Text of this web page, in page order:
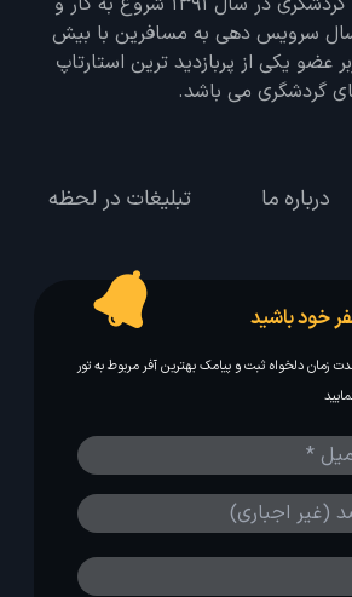
از حدود 12 سال سرویس دهی به مسافرین با بیش
عضو یکی از پربازدید ترین استارتاپ
گردشگری می باشد.
درباره ما تبلیغات در لحظه
خود باشید
زمان دلخواه ثبت و پیامک بهترین آفر مربوط به تور